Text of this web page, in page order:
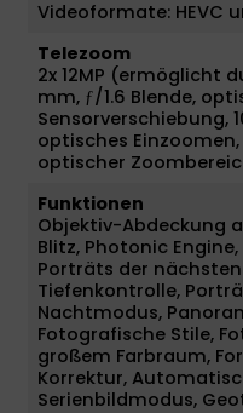
Videoformate: HEVC
Telezoom
2x 12MP (ermöglicht
mm, ƒ/1.6 Blende,
Sensor­verschiebung,
optisches
optischer
Funktionen
Objektiv-Abdeckung
Blitz, Photonic Engine,
Porträts der
Tiefenkontrolle,
Nachtmodus,
Fotografische Stile,
großem Farbraum,
Korrektur,
Serienbildmodus,